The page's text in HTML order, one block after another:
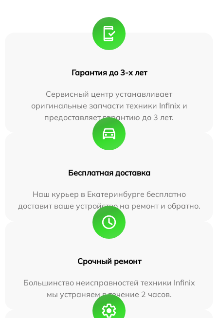
Гарантия до 3-х лет
Сервисный центр устанавливает
оригинальные запчасти техники Infinix и
предоставляет гарантию до 3 лет.
Бесплатная доставка
Наш курьер в Екатеринбурге бесплатно
доставит ваше устройство на ремонт и обратно.
Срочный ремонт
Большинство неисправностей техники Infinix
мы устраняем в течение 2 часов.